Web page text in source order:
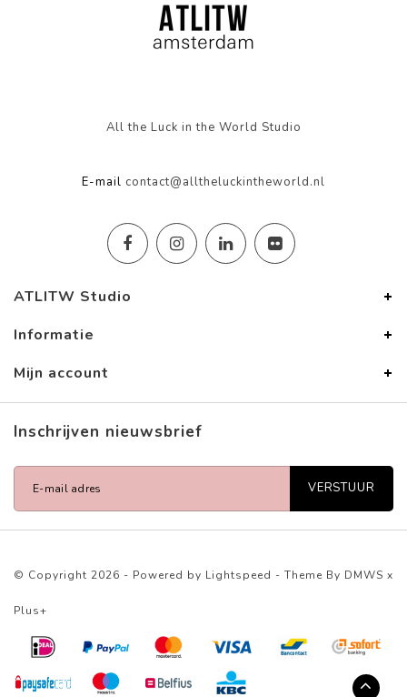
All the Luck in the World Studio
E-mail contact@alltheluckintheworld.nl
ATLITW Studio
Informatie
Mijn account
Inschrijven nieuwsbrief
VERSTUUR
© Copyright 2026 - Powered by Lightspeed - Theme By DMWS x
Plus+